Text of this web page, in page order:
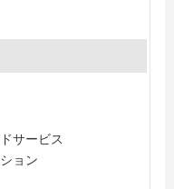
サービス
ョン